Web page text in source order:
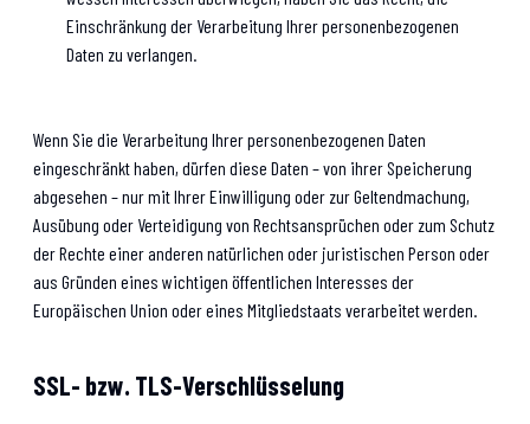
Einschränkung der Verarbeitung Ihrer personenbezogenen
Daten zu verlangen.
Wenn Sie die Verarbeitung Ihrer personenbezogenen Daten
eingeschränkt haben, dürfen diese Daten – von ihrer Speicherung
abgesehen – nur mit Ihrer Einwilligung oder zur Geltendmachung,
Ausübung oder Verteidigung von Rechtsansprüchen oder zum Schutz
der Rechte einer anderen natürlichen oder juristischen Person oder
aus Gründen eines wichtigen öffentlichen Interesses der
Europäischen Union oder eines Mitgliedstaats verarbeitet werden.
SSL- bzw. TLS-Verschlüsselung